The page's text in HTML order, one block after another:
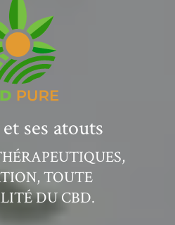
ses atouts
TOUTE
DU CBD.